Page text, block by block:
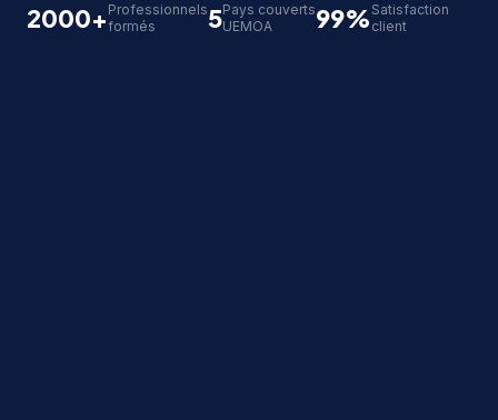
2000+ Professionnels
formés
5Pays couverts
UEMOA
99% Satisfaction
client